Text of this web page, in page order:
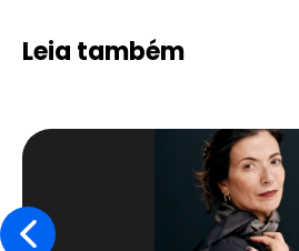
Leia também